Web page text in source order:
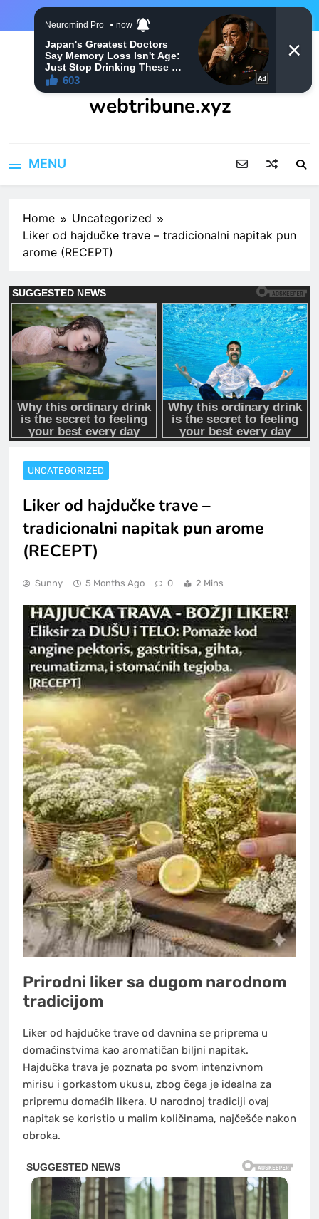
webtribune.xyz
MENU
Home
Uncategorized
Liker od hajdučke trave – tradicionalni napitak pun
arome (RECEPT)
UNCATEGORIZED
Liker od hajdučke trave –
tradicionalni napitak pun arome
(RECEPT)
Sunny 5 Months Ago 0 2 Mins
Prirodni liker sa dugom narodnom
tradicijom
Liker od hajdučke trave od davnina se priprema u
domaćinstvima kao aromatičan biljni napitak.
Hajdučka trava je poznata po svom intenzivnom
mirisu i gorkastom ukusu, zbog čega je idealna za
pripremu domaćih likera. U narodnoj tradiciji ovaj
napitak se koristio u malim količinama, najčešće nakon
obroka.